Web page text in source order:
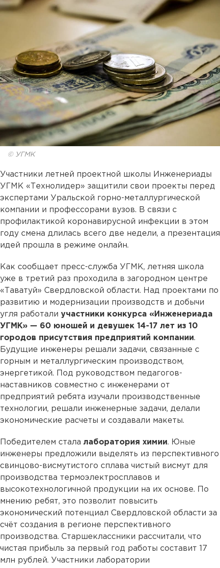
© УГМК
Участники летней проектной школы Инженериады
УГМК «Технолидер» защитили свои проекты перед
экспертами Уральской горно-металлургической
компании и профессорами вузов. В связи с
профилактикой коронавирусной инфекции в этом
году смена длилась всего две недели, а презентация
идей прошла в режиме онлайн.
Как сообщает пресс-служба УГМК, летняя школа
уже в третий раз проходила в загородном центре
«Таватуй» Свердловской области. Над проектами по
развитию и модернизации производств и добычи
угля работали участники конкурса «Инженериада
УГМК» — 60 юношей и девушек 14-17 лет из 10
городов присутствия предприятий компании.
Будущие инженеры решали задачи, связанные с
горным и металлургическим производством,
энергетикой. Под руководством педагогов-
наставников совместно с инженерами от
предприятий ребята изучали производственные
технологии, решали инженерные задачи, делали
экономические расчеты и создавали макеты.
Победителем стала лаборатория химии. Юные
инженеры предложили выделять из перспективного
свинцово-висмутистого сплава чистый висмут для
производства термоэлектросплавов и
высокотехнологичной продукции на их основе. По
мнению ребят, это позволит повысить
экономический потенциал Свердловской области за
счёт создания в регионе перспективного
производства. Старшеклассники рассчитали, что
чистая прибыль за первый год работы составит 17
млн рублей. Участники лаборатории